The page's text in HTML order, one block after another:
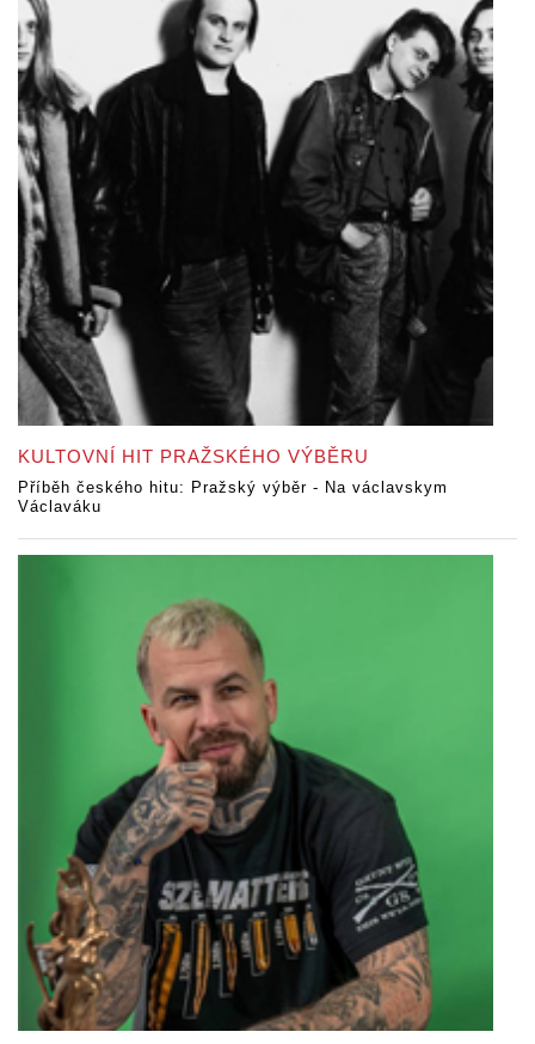
KULTOVNÍ HIT PRAŽSKÉHO VÝBĚRU
Příběh českého hitu: Pražský výběr - Na václavskym
Václaváku